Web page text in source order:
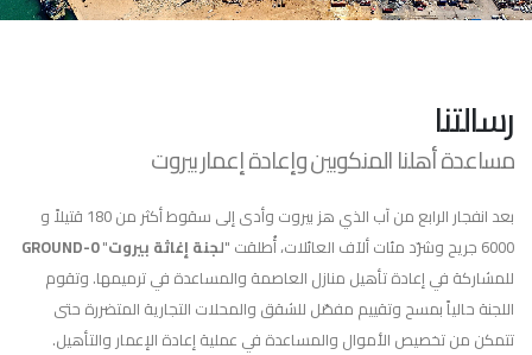
رسالتنا
مساعدة أهلنا المنكوبين وإعادة إعمار بيروت
بعد انفجار الرابع من آب الذي هز بيروت وأدى إلى سقوط أكثر من 180 قتيلاً و
6000 جريح وشرّد مئات ألآف العائلات، أُطلقت "
لجنة إغاثة بيروت"
GROUND-0
للمشاركة في إعادة تأهيل منازل العاصمة والمساعدة في ترميمها. وتقوم
اللجنة حالياً بمسح وتقييم مفصّل للشقق والمحلات التجارية المتضررة حتى
تتمكن من تخصيص الأموال والمساعدة في عملية إعادة الإعمار والتأهيل.